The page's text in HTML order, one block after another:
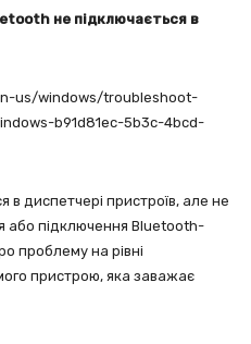
не підключається в
us/windows/troubleshoot-
b91d81ec-5b3c-4bcd-
диспетчері пристроїв, але не
або підключення Bluetooth-
проблему на рівні
пристрою, яка заважає